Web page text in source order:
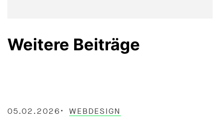
Weitere Beiträge
05.02.2026 WEBDESIGN